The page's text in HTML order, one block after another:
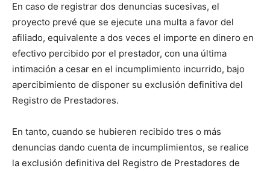
En caso de registrar dos denuncias sucesivas, el
proyecto prevé que se ejecute una multa a favor del
afiliado, equivalente a dos veces el importe en dinero en
efectivo percibido por el prestador, con una última
intimación a cesar en el incumplimiento incurrido, bajo
apercibimiento de disponer su exclusión definitiva del
Registro de Prestadores.
En tanto, cuando se hubieren recibido tres o más
denuncias dando cuenta de incumplimientos, se realice
la exclusión definitiva del Registro de Prestadores de